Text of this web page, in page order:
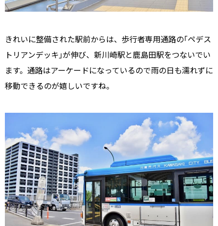
きれいに整備された駅前からは、歩行者専用通路の｢ペデス
トリアンデッキ｣が伸び、新川崎駅と鹿島田駅をつないでい
ます。通路はアーケードになっているので雨の日も濡れずに
移動できるのが嬉しいですね。